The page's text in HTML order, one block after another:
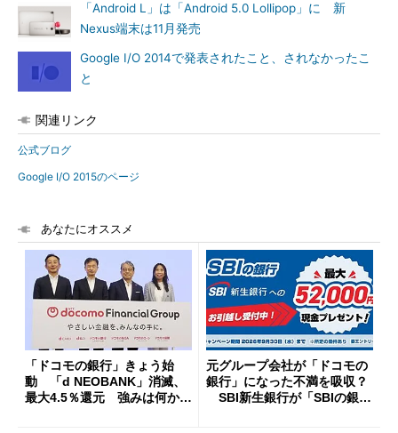
「Android L」は「Android 5.0 Lollipop」に 新
Nexus端末は11月発売
Google I/O 2014で発表されたこと、されなかったこ
と
関連リンク
公式ブログ
Google I/O 2015のページ
あなたにオススメ
「ドコモの銀行」きょう始
動 「d NEOBANK」消滅、
最大4.5％還元 強みは何か解
元グループ会社が「ドコモの
銀行」になった不満を吸収？
SBI新生銀行が「SBIの銀